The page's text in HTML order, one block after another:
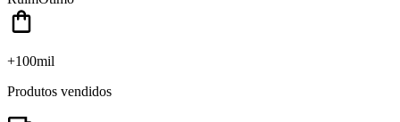
+100mil
Produtos vendidos